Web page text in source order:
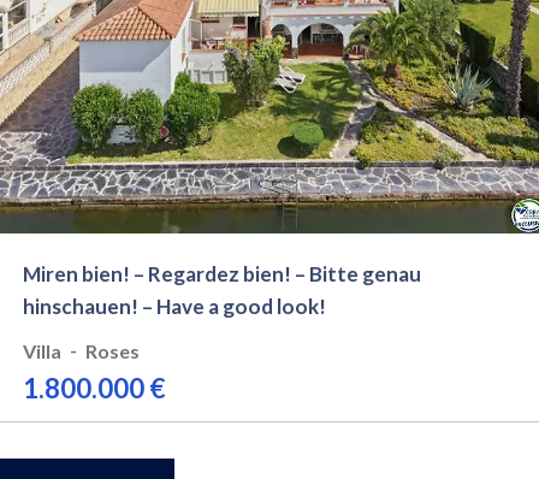
Miren bien! – Regardez bien! – Bitte genau
hinschauen! – Have a good look!
Villa - Roses
1.800.000 €